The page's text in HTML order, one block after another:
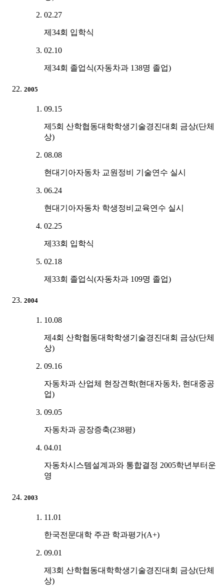
02.27
제34회 입학식
02.10
제34회 졸업식(자동차과 138명 졸업)
2005
09.15
제5회 산학협동대학학생기술경진대회 금상(단체
상)
08.08
현대기아자동차 교원정비 기술연수 실시
06.24
현대기아자동차 학생정비교육연수 실시
02.25
제33회 입학식
02.18
제33회 졸업식(자동차과 109명 졸업)
2004
10.08
제4회 산학협동대학학생기술경진대회 금상(단체
상)
09.16
자동차과 산업체 현장견학(현대자동차, 현대중공
업)
09.05
자동차과 공장증축(238평)
04.01
자동차시스템설계과와 통합결정 2005학년부터운
영
2003
11.01
한국전문대학 주관 학과평가(A+)
09.01
제3회 산학협동대학학생기술경진대회 금상(단체
상)